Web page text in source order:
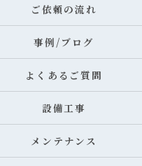
ご依頼の流れ
事例/ブログ
よくあるご質問
設備工事
メンテナンス